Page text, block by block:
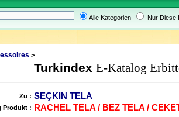
Alle Kategorien Nur Diese
>
Turkindex E-Katalog
Zu : SEÇKIN TELA
Produkt : RACHEL TELA / BEZ TELA /